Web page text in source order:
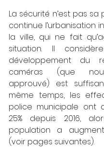
La sécurité n’est pas sa
continue l’urbanisation
la ville, qui ne fait
situation. Il
développement du
caméras (que
approuvé) est
même temps, les
police municipale ont
25% depuis 2016,
population a
(voir pages suivantes).